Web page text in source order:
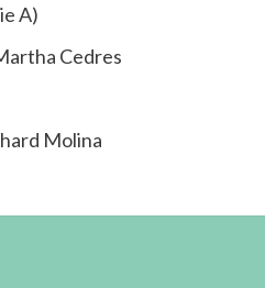
A)
Cedres
Molina